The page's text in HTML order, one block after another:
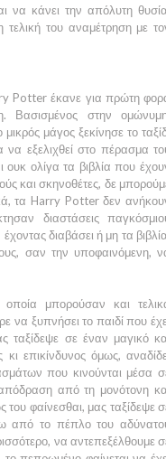
να κάνει την απόλυτη
τελική του αναμέτρηση με
Potterέκανε για πρώτη
Βασισμένος στην
μικρός μάγος ξεκίνησε το
να εξελιχθεί στο πέρασμα
ουκ ολίγα τα βιβλία που
και σκηνοθέτες, δε
τα Harry Potterδεν
διαστάσεις
διαβάσει ή μη τα
σαν την υποφαινόμενη,
μπορούσαν και
να ξυπνήσει το παιδί που
σε έναν μαγικό
επικίνδυνος όμως,
που κινούνται μέσα
από τη μονότονη
φαίνεσθαι, μας ταξίδεψε
από το πέπλο του
να αντεπεξέλθουμε